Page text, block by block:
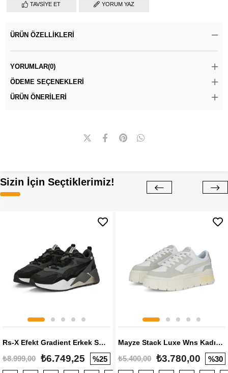
TAVSIYE ET YORUM YAZ
ÜRÜN ÖZELLIKLERI
YORUMLAR(0)
ÖDEME SEÇENEKLERI
ÜRÜN ÖNERILERI
Sizin İçin Seçtiklerimiz!
Rs-X Efekt Gradient Erkek Sneaker
₺8.999,00 ₺6.749,25 %25
Mayze Stack Luxe Wns Kadın Sneaker
₺5.400,00 ₺3.780,00 %30